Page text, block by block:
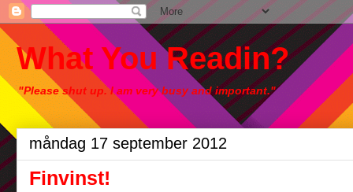
What You Readin?
"Please shut up. I am very busy and important."
måndag 17 september 2012
Finvinst!